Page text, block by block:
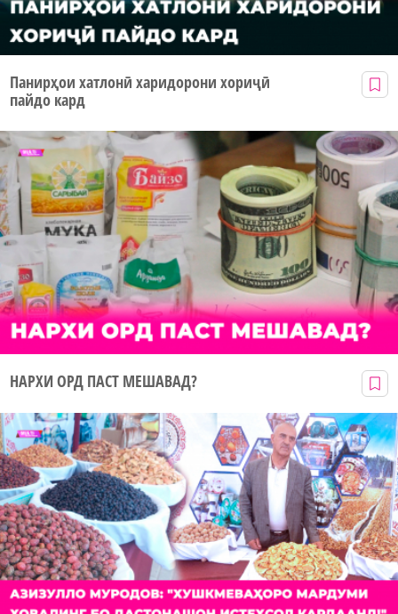
Панирҳои хатлонӣ харидорони хориҷӣ
пайдо кард
НАРХИ ОРД ПАСТ МЕШАВАД?